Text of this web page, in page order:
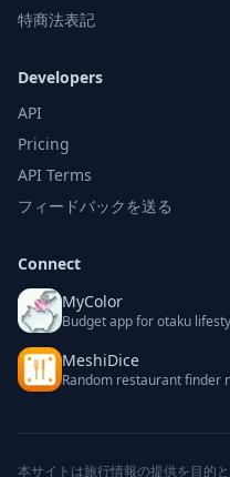
特商法表記
Developers
API
Pricing
API Terms
フィードバックを送る
Connect
MyColor
Budget app for otaku
MeshiDice
Random restaurant finder
本サイトは旅行情報の提供を目的